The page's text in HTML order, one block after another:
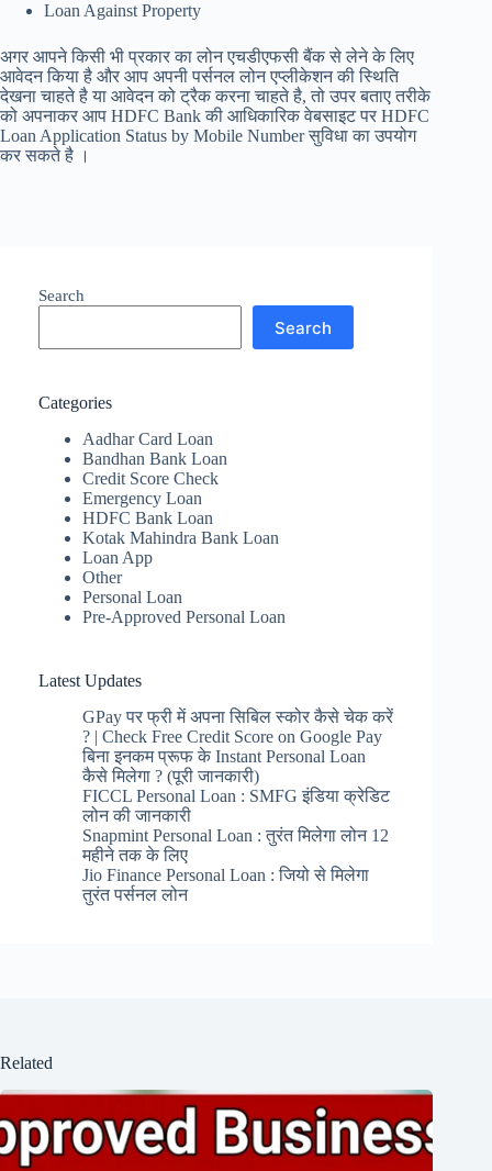
Loan Against Property
अगर आपने किसी भी प्रकार का लोन एचडीएफसी बैंक से लेने के लिए
आवेदन किया है और आप अपनी पर्सनल लोन एप्लीकेशन की स्थिति
देखना चाहते है या आवेदन को ट्रैक करना चाहते है, तो उपर बताए तरीके
को अपनाकर आप HDFC Bank की आधिकारिक वेबसाइट पर HDFC
Loan Application Status by Mobile Number सुविधा का उपयोग
कर सकते है ।
Search
Search
Categories
Aadhar Card Loan
Bandhan Bank Loan
Credit Score Check
Emergency Loan
HDFC Bank Loan
Kotak Mahindra Bank Loan
Loan App
Other
Personal Loan
Pre-Approved Personal Loan
Latest Updates
GPay पर फ्री में अपना सिबिल स्कोर कैसे चेक करें
? | Check Free Credit Score on Google Pay
बिना इनकम प्रूफ के Instant Personal Loan
कैसे मिलेगा ? (पूरी जानकारी)
FICCL Personal Loan : SMFG इंडिया क्रेडिट
लोन की जानकारी
Snapmint Personal Loan : तुरंत मिलेगा लोन 12
महीने तक के लिए
Jio Finance Personal Loan : जियो से मिलेगा
तुरंत पर्सनल लोन
Related